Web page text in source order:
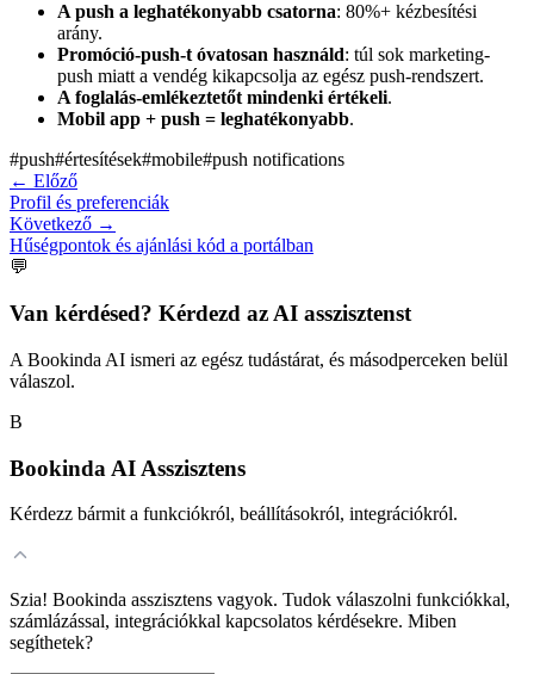
A push a leghatékonyabb csatorna: 80%+ kézbesítési
arány.
Promóció-push-t óvatosan használd: túl sok marketing-
push miatt a vendég kikapcsolja az egész push-rendszert.
A foglalás-emlékeztetőt mindenki értékeli.
Mobil app + push = leghatékonyabb.
#push#értesítések#mobile#push notifications
← Előző
Profil és preferenciák
Következő →
Hűségpontok és ajánlási kód a portálban
💬
Van kérdésed? Kérdezd az AI asszisztenst
A Bookinda AI ismeri az egész tudástárat, és másodperceken belül
válaszol.
B
Bookinda AI Asszisztens
Kérdezz bármit a funkciókról, beállításokról, integrációkról.
Szia! Bookinda asszisztens vagyok. Tudok válaszolni funkciókkal,
számlázással, integrációkkal kapcsolatos kérdésekre. Miben
segíthetek?